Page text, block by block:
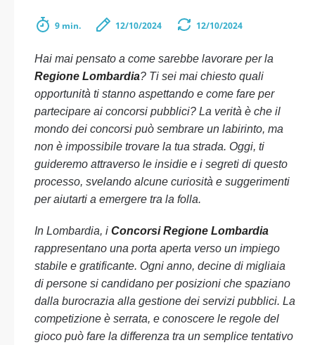
9 min. 12/10/2024 12/10/2024
Hai mai pensato a come sarebbe lavorare per la
Regione Lombardia? Ti sei mai chiesto quali
opportunità ti stanno aspettando e come fare per
partecipare ai concorsi pubblici? La verità è che il
mondo dei concorsi può sembrare un labirinto, ma
non è impossibile trovare la tua strada. Oggi, ti
guideremo attraverso le insidie e i segreti di questo
processo, svelando alcune curiosità e suggerimenti
per aiutarti a emergere tra la folla.
In Lombardia, i Concorsi Regione Lombardia
rappresentano una porta aperta verso un impiego
stabile e gratificante. Ogni anno, decine di migliaia
di persone si candidano per posizioni che spaziano
dalla burocrazia alla gestione dei servizi pubblici. La
competizione è serrata, e conoscere le regole del
gioco può fare la differenza tra un semplice tentativo